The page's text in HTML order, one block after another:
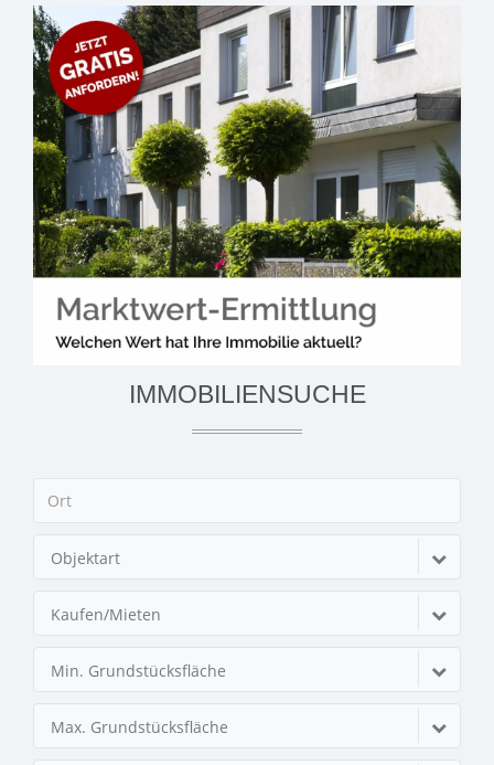
IMMOBILIENSUCHE
Objektart
Kaufen/Mieten
Min. Grundstücksfläche
Max. Grundstücksfläche